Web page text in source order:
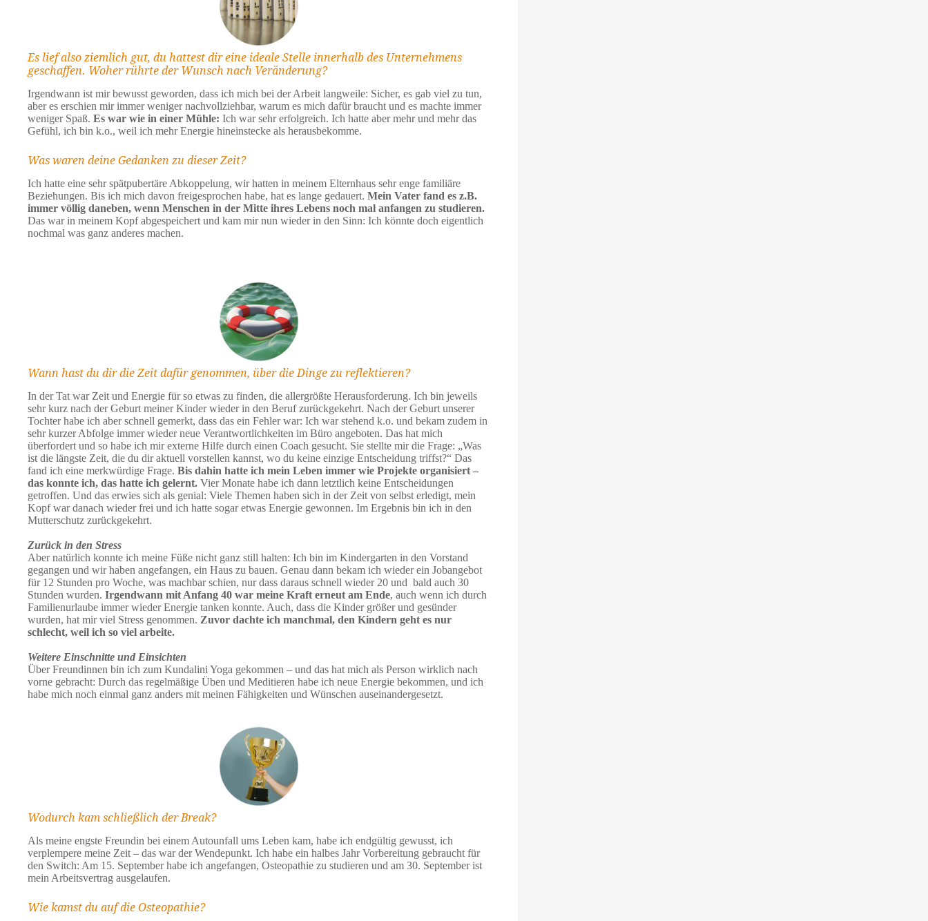
Es lief also ziemlich gut, du hattest dir eine ideale Stelle innerhalb des Unternehmens
geschaffen. Woher rührte der Wunsch nach Veränderung?
Irgendwann ist mir bewusst geworden, dass ich mich bei der Arbeit langweile: Sicher, es gab viel zu tun,
aber es erschien mir immer weniger nachvollziehbar, warum es mich dafür braucht und es machte immer
weniger Spaß. Es war wie in einer Mühle: Ich war sehr erfolgreich. Ich hatte aber mehr und mehr das
Gefühl, ich bin k.o., weil ich mehr Energie hineinstecke als herausbekomme.
Was waren deine Gedanken zu dieser Zeit?
Ich hatte eine sehr spätpubertäre Abkoppelung, wir hatten in meinem Elternhaus sehr enge familiäre
Beziehungen. Bis ich mich davon freigesprochen habe, hat es lange gedauert. Mein Vater fand es z.B.
immer völlig daneben, wenn Menschen in der Mitte ihres Lebens noch mal anfangen zu studieren.
Das war in meinem Kopf abgespeichert und kam mir nun wieder in den Sinn: Ich könnte doch eigentlich
nochmal was ganz anderes machen.
Wann hast du dir die Zeit dafür genommen, über die Dinge zu reflektieren?
In der Tat war Zeit und Energie für so etwas zu finden, die allergrößte Herausforderung. Ich bin jeweils
sehr kurz nach der Geburt meiner Kinder wieder in den Beruf zurückgekehrt. Nach der Geburt unserer
Tochter habe ich aber schnell gemerkt, dass das ein Fehler war: Ich war stehend k.o. und bekam zudem in
sehr kurzer Abfolge immer wieder neue Verantwortlichkeiten im Büro angeboten. Das hat mich
überfordert und so habe ich mir externe Hilfe durch einen Coach gesucht. Sie stellte mir die Frage: „Was
ist die längste Zeit, die du dir aktuell vorstellen kannst, wo du keine einzige Entscheidung triffst?“ Das
fand ich eine merkwürdige Frage. Bis dahin hatte ich mein Leben immer wie Projekte organisiert –
das konnte ich, das hatte ich gelernt. Vier Monate habe ich dann letztlich keine Entscheidungen
getroffen. Und das erwies sich als genial: Viele Themen haben sich in der Zeit von selbst erledigt, mein
Kopf war danach wieder frei und ich hatte sogar etwas Energie gewonnen. Im Ergebnis bin ich in den
Mutterschutz zurückgekehrt.
Zurück in den Stress
Aber natürlich konnte ich meine Füße nicht ganz still halten: Ich bin im Kindergarten in den Vorstand
gegangen und wir haben angefangen, ein Haus zu bauen. Genau dann bekam ich wieder ein Jobangebot
für 12 Stunden pro Woche, was machbar schien, nur dass daraus schnell wieder 20 und bald auch 30
Stunden wurden. Irgendwann mit Anfang 40 war meine Kraft erneut am Ende, auch wenn ich durch
Familienurlaube immer wieder Energie tanken konnte. Auch, dass die Kinder größer und gesünder
wurden, hat mir viel Stress genommen. Zuvor dachte ich manchmal, den Kindern geht es nur
schlecht, weil ich so viel arbeite.
Weitere Einschnitte und Einsichten
Über Freundinnen bin ich zum Kundalini Yoga gekommen – und das hat mich als Person wirklich nach
vorne gebracht: Durch das regelmäßige Üben und Meditieren habe ich neue Energie bekommen, und ich
habe mich noch einmal ganz anders mit meinen Fähigkeiten und Wünschen auseinandergesetzt.
Wodurch kam schließlich der Break?
Als meine engste Freundin bei einem Autounfall ums Leben kam, habe ich endgültig gewusst, ich
verplempere meine Zeit – das war der Wendepunkt. Ich habe ein halbes Jahr Vorbereitung gebraucht für
den Switch: Am 15. September habe ich angefangen, Osteopathie zu studieren und am 30. September ist
mein Arbeitsvertrag ausgelaufen.
Wie kamst du auf die Osteopathie?